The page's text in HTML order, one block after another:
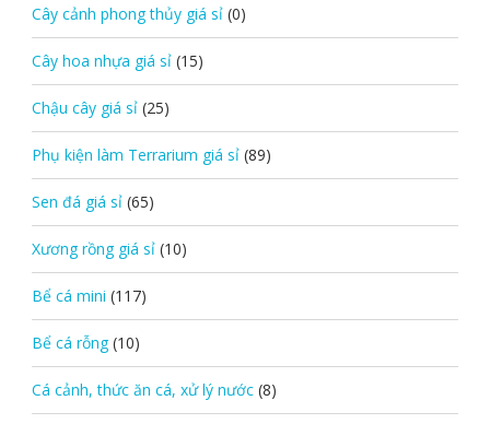
Cây cảnh phong thủy giá sỉ (0)
Cây hoa nhựa giá sỉ (15)
Chậu cây giá sỉ (25)
Phụ kiện làm Terrarium giá sỉ (89)
Sen đá giá sỉ (65)
Xương rồng giá sỉ (10)
Bể cá mini (117)
Bể cá rỗng (10)
Cá cảnh, thức ăn cá, xử lý nước (8)